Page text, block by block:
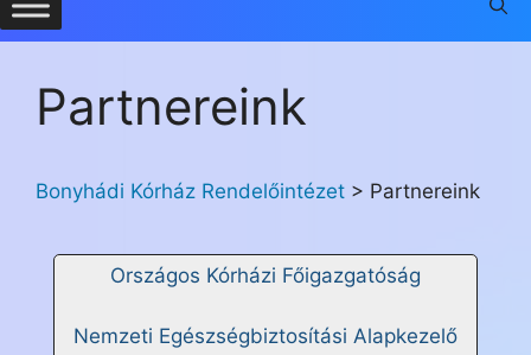
Partnereink
Bonyhádi Kórház Rendelőintézet > Partnereink
Országos Kórházi Főigazgatóság
Nemzeti Egészségbiztosítási Alapkezelő